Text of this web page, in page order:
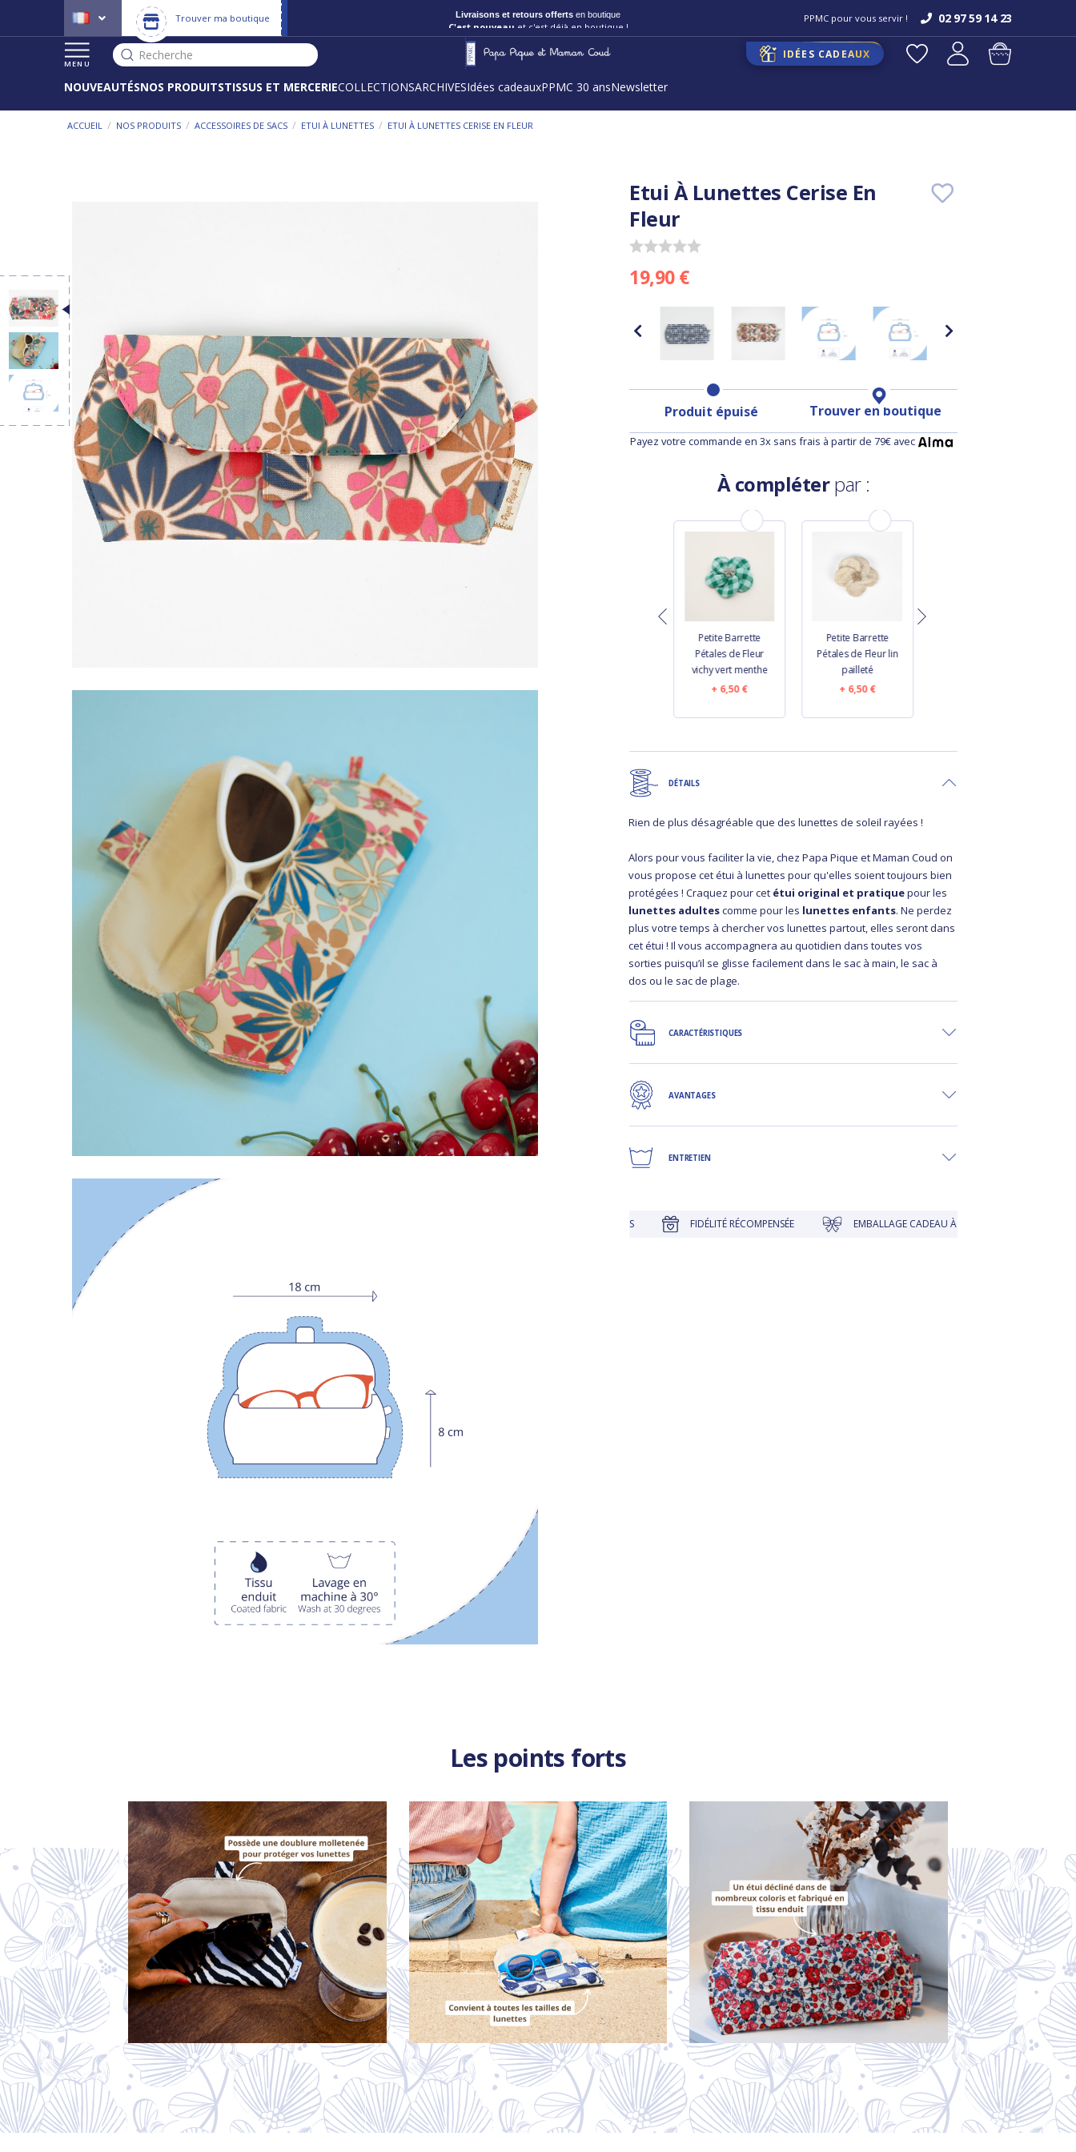
Trouver ma boutique Livraisons et retours offerts en boutique
C'est nouveau et c'est déjà en boutique !
PPMC pour vous servir ! 02 97 59 14 23
MENU
Recherche IDÉES CADEAUX
NOUVEAUTÉSNOS PRODUITSTISSUS ET MERCERIECOLLECTIONSARCHIVESIdées cadeauxPPMC 30 ansNewsletter
ACCUEIL / NOS PRODUITS / ACCESSOIRES DE SACS / ETUI À LUNETTES / ETUI À LUNETTES CERISE EN FLEUR
Etui À Lunettes Cerise En
Fleur
19,90 €
Produit épuisé Trouver en boutique
Payez votre commande en 3x sans frais à partir de 79€ avec
À compléterpar :
Petite Barrette
Pétales de Fleur
vichy vert menthe
6,50 €
Petite Barrette
Pétales de Fleur lin
pailleté
6,50 €
DÉTAILS
Rien de plus désagréable que des lunettes de soleil rayées !
Alors pour vous faciliter la vie, chez Papa Pique et Maman Coud on
vous propose cet étui à lunettes pour qu'elles soient toujours bien
protégées ! Craquez pour cet étui original et pratiquepour les
lunettes adultescomme pour les lunettes enfants. Ne perdez
plus votre temps à chercher vos lunettes partout, elles seront dans
cet étui ! Il vous accompagnera au quotidien dans toutes vos
sorties puisqu’il se glisse facilement dans le sac à main, le sac à
dos ou le sac de plage.
CARACTÉRISTIQUES
AVANTAGES
ENTRETIEN
FIDÉLITÉ RÉCOMPENSÉE EMBALLAGE CADEAU À PRIX DOUX
Les points forts